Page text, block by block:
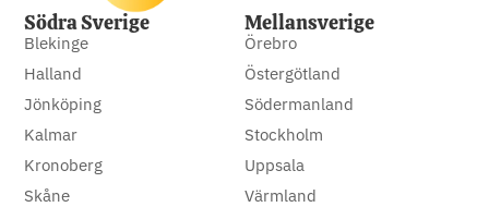
Södra Sverige
Blekinge
Halland
Jönköping
Kalmar
Kronoberg
Skåne
Mellansverige
Örebro
Östergötland
Södermanland
Stockholm
Uppsala
Värmland